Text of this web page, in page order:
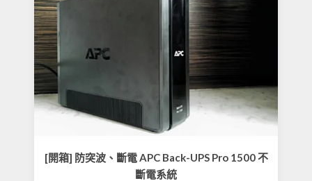
[開箱] 防突波、斷電 APC Back-UPS Pro 1500 不
斷電系統